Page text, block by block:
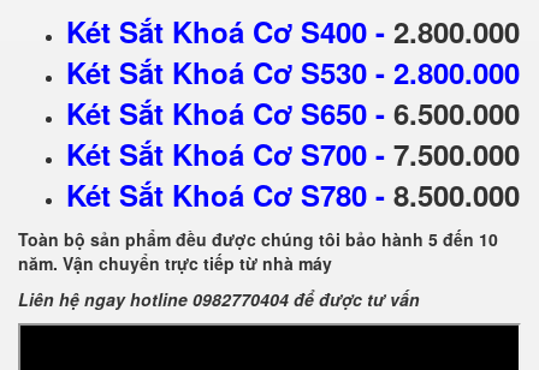
Két Sắt Khoá Cơ S400 - 2.800.000
Két Sắt Khoá Cơ S530 - 2.800.000
Két Sắt Khoá Cơ S650 - 6.500.000
Két Sắt Khoá Cơ S700 - 7.500.000
Két Sắt Khoá Cơ S780 - 8.500.000
Toàn bộ sản phẩm đều được chúng tôi bảo hành 5 đến 10
năm. Vận chuyển trực tiếp từ nhà máy
Liên hệ ngay hotline 0982770404 để được tư vấn